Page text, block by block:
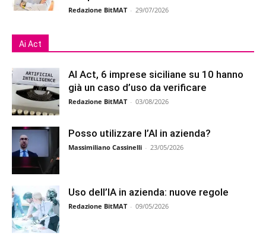
Redazione BitMAT - 29/07/2026
Ai Act
AI Act, 6 imprese siciliane su 10 hanno
già un caso d’uso da verificare
Redazione BitMAT - 03/08/2026
Posso utilizzare l’AI in azienda?
Massimiliano Cassinelli - 23/05/2026
Uso dell’IA in azienda: nuove regole
Redazione BitMAT - 09/05/2026